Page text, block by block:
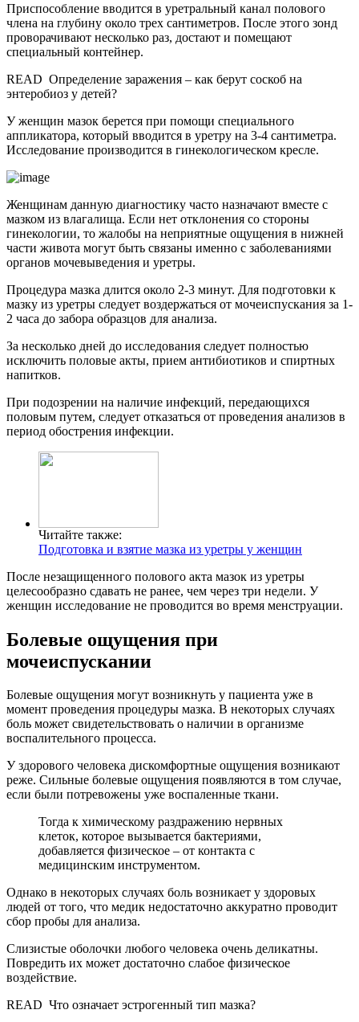
Приспособление вводится в уретральный канал полового
члена на глубину около трех сантиметров. После этого зонд
проворачивают несколько раз, достают и помещают
специальный контейнер.
READ Определение заражения – как берут соскоб на
энтеробиоз у детей?
У женщин мазок берется при помощи специального
аппликатора, который вводится в уретру на 3-4 сантиметра.
Исследование производится в гинекологическом кресле.
Женщинам данную диагностику часто назначают вместе с
мазком из влагалища. Если нет отклонения со стороны
гинекологии, то жалобы на неприятные ощущения в нижней
части живота могут быть связаны именно с заболеваниями
органов мочевыведения и уретры.
Процедура мазка длится около 2-3 минут. Для подготовки к
мазку из уретры следует воздержаться от мочеиспускания за 1-
2 часа до забора образцов для анализа.
За несколько дней до исследования следует полностью
исключить половые акты, прием антибиотиков и спиртных
напитков.
При подозрении на наличие инфекций, передающихся
половым путем, следует отказаться от проведения анализов в
период обострения инфекции.
Читайте также:
Подготовка и взятие мазка из уретры у женщин
После незащищенного полового акта мазок из уретры
целесообразно сдавать не ранее, чем через три недели. У
женщин исследование не проводится во время менструации.
Болевые ощущения при
мочеиспускании
Болевые ощущения могут возникнуть у пациента уже в
момент проведения процедуры мазка. В некоторых случаях
боль может свидетельствовать о наличии в организме
воспалительного процесса.
У здорового человека дискомфортные ощущения возникают
реже. Сильные болевые ощущения появляются в том случае,
если были потревожены уже воспаленные ткани.
Тогда к химическому раздражению нервных
клеток, которое вызывается бактериями,
добавляется физическое – от контакта с
медицинским инструментом.
Однако в некоторых случаях боль возникает у здоровых
людей от того, что медик недостаточно аккуратно проводит
сбор пробы для анализа.
Слизистые оболочки любого человека очень деликатны.
Повредить их может достаточно слабое физическое
воздействие.
READ Что означает эстрогенный тип мазка?